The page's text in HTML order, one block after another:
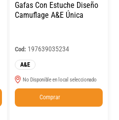
Gafas Con Estuche Diseño
Camuflage A&E Única
Cod: 197639035234
A&E
No Disponible en local seleccionado
Comprar